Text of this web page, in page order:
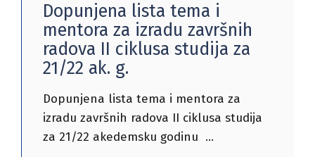
Dopunjena lista tema i
mentora za izradu završnih
radova II ciklusa studija za
21/22 ak. g.
Dopunjena lista tema i mentora za
izradu završnih radova II ciklusa studija
za 21/22 akedemsku godinu